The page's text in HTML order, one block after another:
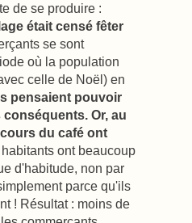
de se produire :
était censé fêter
se sont
où la population
celle de Noël) en
Ils pensaient pouvoir
Or, au
du café ont
ont beaucoup
d'habitude, non par
parce qu'ils
! Résultat : moins de